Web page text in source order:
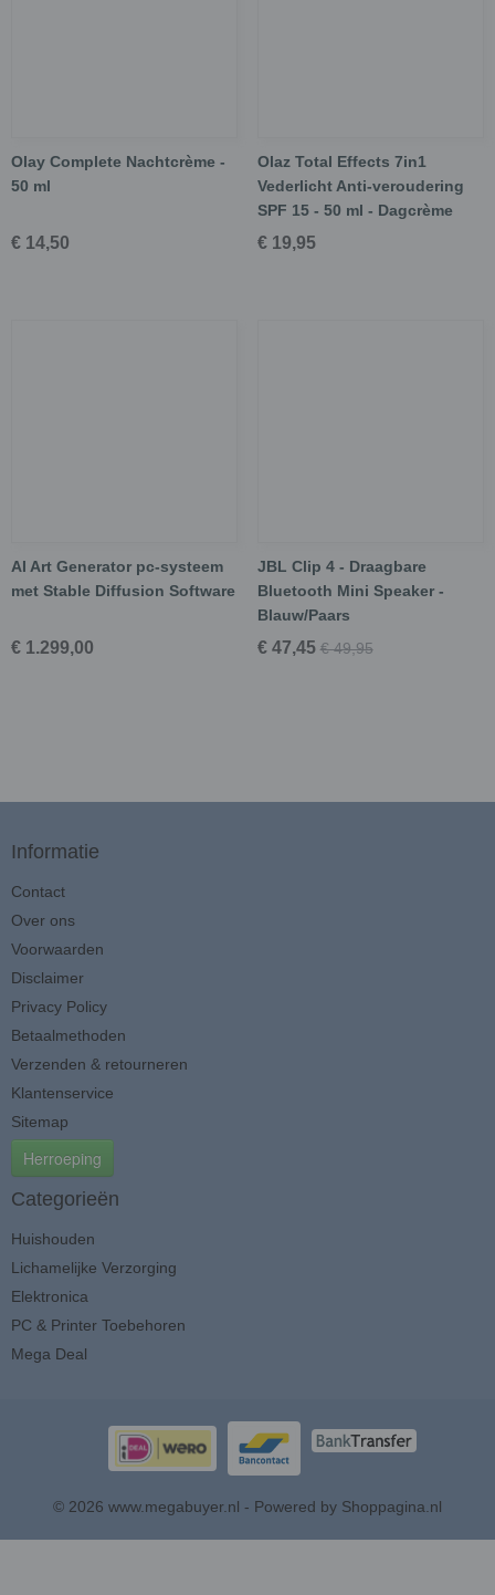
Olay Complete Nachtcrème -
50 ml
€ 14,50
Olaz Total Effects 7in1
Vederlicht Anti-veroudering
SPF 15 - 50 ml - Dagcrème
€ 19,95
AI Art Generator pc-systeem
met Stable Diffusion Software
€ 1.299,00
JBL Clip 4 - Draagbare
Bluetooth Mini Speaker -
Blauw/Paars
€ 47,45 € 49,95
Informatie
Contact
Over ons
Voorwaarden
Disclaimer
Privacy Policy
Betaalmethoden
Verzenden & retourneren
Klantenservice
Sitemap
Herroeping
Categorieën
Huishouden
Lichamelijke Verzorging
Elektronica
PC & Printer Toebehoren
Mega Deal
© 2026 www.megabuyer.nl - Powered by Shoppagina.nl